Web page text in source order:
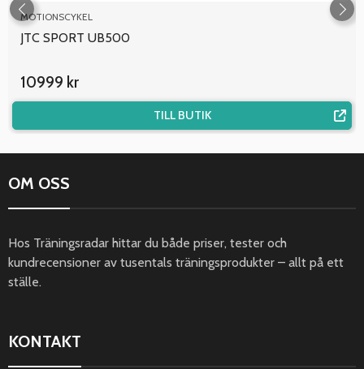
MOTIONSCYKEL
JTC SPORT UB500
10999 kr
TILL BUTIK
OM OSS
Hos Träningsradar hittar du både priser, tester och
kundrecensioner av tusentals träningsprodukter – allt på ett
ställe.
KONTAKT